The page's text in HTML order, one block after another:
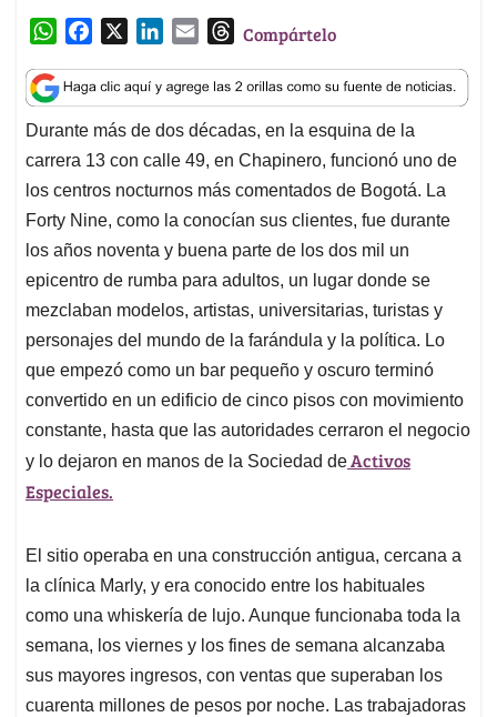
W
a
t
s
A
p
p
c
e
b
o
o
k
n
k
e
d
I
n
a
i
l
T
r
e
a
d
s
Compártelo
Durante más de dos décadas, en la esquina de la
carrera 13 con calle 49, en Chapinero, funcionó uno de
los centros nocturnos más comentados de Bogotá. La
Forty Nine, como la conocían sus clientes, fue durante
los años noventa y buena parte de los dos mil un
epicentro de rumba para adultos, un lugar donde se
mezclaban modelos, artistas, universitarias, turistas y
personajes del mundo de la farándula y la política. Lo
que empezó como un bar pequeño y oscuro terminó
convertido en un edificio de cinco pisos con movimiento
constante, hasta que las autoridades cerraron el negocio
y lo dejaron en manos de la Sociedad deActivos
Especiales.
El sitio operaba en una construcción antigua, cercana a
la clínica Marly, y era conocido entre los habituales
como una whiskería de lujo. Aunque funcionaba toda la
semana, los viernes y los fines de semana alcanzaba
sus mayores ingresos, con ventas que superaban los
cuarenta millones de pesos por noche. Las trabajadoras